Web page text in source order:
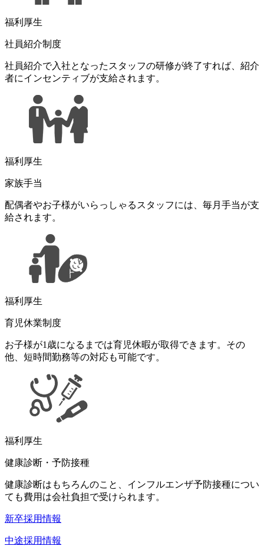
福利厚生
社員紹介制度
社員紹介で入社となったスタッフの研修が終了すれば、紹介
者にインセンティブが支給されます。
福利厚生
家族手当
配偶者やお子様がいらっしゃるスタッフには、毎月手当が支
給されます。
福利厚生
育児休業制度
お子様が1歳になるまでは育児休暇が取得できます。その
他、短時間勤務等の対応も可能です。
福利厚生
健康診断・予防接種
健康診断はもちろんのこと、インフルエンザ予防接種につい
ても費用は会社負担で受けられます。
新卒採用情報
中途採用情報